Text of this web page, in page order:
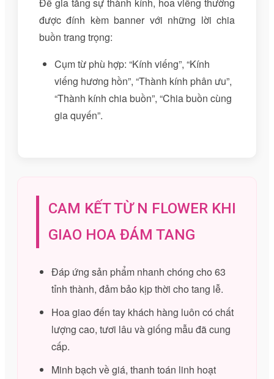
được đính kèm banner với những lời chia
buồn trang trọng:
Cụm từ phù hợp: “Kính viếng”, “Kính
viếng hương hồn”, “Thành kính phân ưu”,
“Thành kính chia buồn”, “Chia buồn cùng
gia quyến”.
CAM KẾT TỪ N FLOWER KHI
GIAO HOA ĐÁM TANG
Đáp ứng sản phẩm nhanh chóng cho 63
tỉnh thành, đảm bảo kịp thời cho tang lễ.
Hoa giao đến tay khách hàng luôn có chất
lượng cao, tươi lâu và giống mẫu đã cung
cấp.
Minh bạch về giá, thanh toán linh hoạt